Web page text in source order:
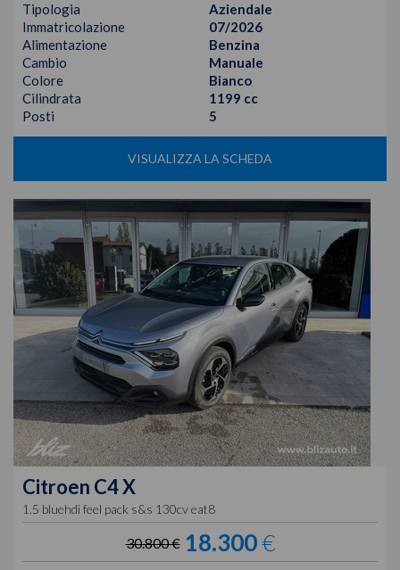
Tipologia
Aziendale
Immatricolazione
07/2026
Alimentazione
Benzina
Cambio
Manuale
Colore
Bianco
Cilindrata
1199 cc
Posti
5
VISUALIZZA LA SCHEDA
Citroen C4 X
1.5 bluehdi feel pack s&s 130cv eat8
30.800 € 18.300€